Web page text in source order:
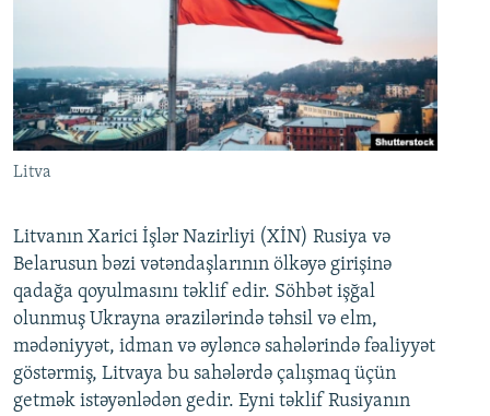
Litva
Litvanın Xarici İşlər Nazirliyi (XİN) Rusiya və
Belarusun bəzi vətəndaşlarının ölkəyə girişinə
qadağa qoyulmasını təklif edir. Söhbət işğal
olunmuş Ukrayna ərazilərində təhsil və elm,
mədəniyyət, idman və əyləncə sahələrində fəaliyyət
göstərmiş, Litvaya bu sahələrdə çalışmaq üçün
getmək istəyənlədən gedir. Eyni təklif Rusiyanın